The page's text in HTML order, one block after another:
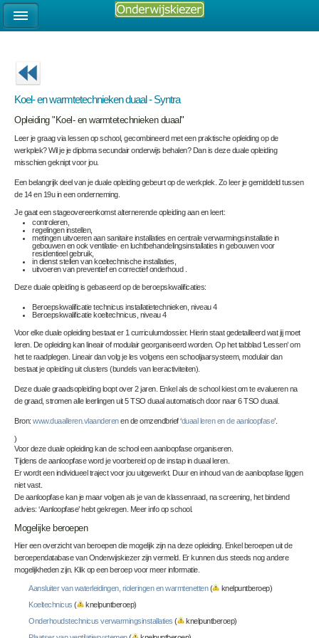
Koel- en warmtetechnieken duaal - Syntra
Opleiding "Koel- en warmtetechnieken duaal"
Leer je graag via lessen op school, gecombineerd met een praktische opleiding op de
werkplek? Wil je je diploma secundair onderwijs behalen? Dan is deze duale opleiding
misschien geknipt voor jou.
Een belangrijk deel van je duale opleiding gebeurt op de werkplek. Zo leer je gemiddeld tussen
de 14 en 19u in een onderneming.
Je gaat een stageovereenkomst alternerende opleiding aan en leert:
controleren,
regelingen instellen,
metingen uitvoeren aan sanitaire installaties en centrale verwarmingsinstallatie in
gebouwen en ook ventilatie- en luchtbehandelingsinstallaties in gebouwen voor
residentieel gebruik,
in dienst stellen van koeltechnische installaties,
uitvoeren van preventief en correctief onderhoud .
Deze duale opleiding is gebaseerd op de beroepskwalificaties:
Beroepskwalificatie technicus installatietechnieken, niveau 4
Beroepskwalificatie koeltechnicus, niveau 4
Voor elke duale opleiding bestaat er 1 curriculumdossier. Hierin staat gedetailleerd wat jij moet
leren. De opleiding kan lineair of modulair georganiseerd worden. Op het tabblad ‘Lessen’ om
het te raadplegen. Lineair dan volg je les volgens een schooljaarsysteem, modulair dan
bestaat je opleiding uit clusters (bundels van leeractiviteiten).
Deze duale graadsopleiding loopt over 2 jaren. Enkel als de school kiest om te evalueren na
de graad, stromen alle leerlingen uit 5 TSO duaal automatisch door naar 6 TSO duaal.
Bron: www.duaalleren.vlaanderenen de omzendbrief ‘duaal leren en de aanloopfase’.
)
Voor deze duale opleiding kan de school een aanloopfase organiseren.
Tijdens de aanloopfase word je voorbereid op de instap in duaal leren.
Er wordt een individueel traject voor jou uitgewerkt. Duur en inhoud van de aanloopfase liggen
niet vast.
De aanloopfase kan je maar volgen als je van de klassenraad, na screening, het bindend
advies: ‘Aanloopfase’ hebt gekregen. Meer info op school.
Mogelijke beroepen
Hier een overzicht van beroepen die mogelijk zijn na deze opleiding. Enkel beroepen uit de
beroependatabase van Onderwijskiezer zijn vermeld. Er kunnen dus steeds nog andere
mogelijkheden zijn. Klik op een beroep voor meer informatie.
Aansluiter van waterleidingen, rioleringen en warmtenetten(
knelpuntberoep)
Koeltechnicus (
knelpuntberoep)
Onderhoudstechnicus verwarmingsinstallaties (
knelpuntberoep)